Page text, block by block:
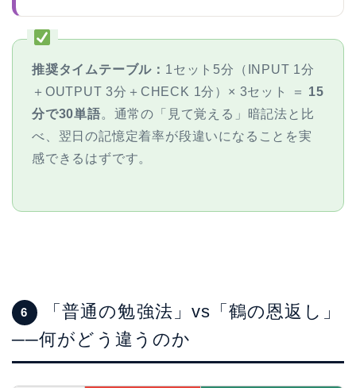
推奨タイムテーブル： 1セット5分（INPUT 1分
＋OUTPUT 3分＋CHECK 1分）× 3セット ＝ 15
分で30単語。通常の「見て覚える」暗記法と比
べ、翌日の記憶定着率が段違いになることを実
感できるはずです。
6
「普通の勉強法」vs「鶴の恩返し」
──何がどう違うのか